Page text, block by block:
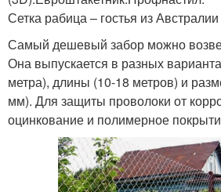
Сетка рабица – гостья из Австралии
Самый дешевый забор можно
Она выпускается в разных
метра), длины (10-18 метров) и
мм). Для защиты проволоки от
оцинкование и полимерное